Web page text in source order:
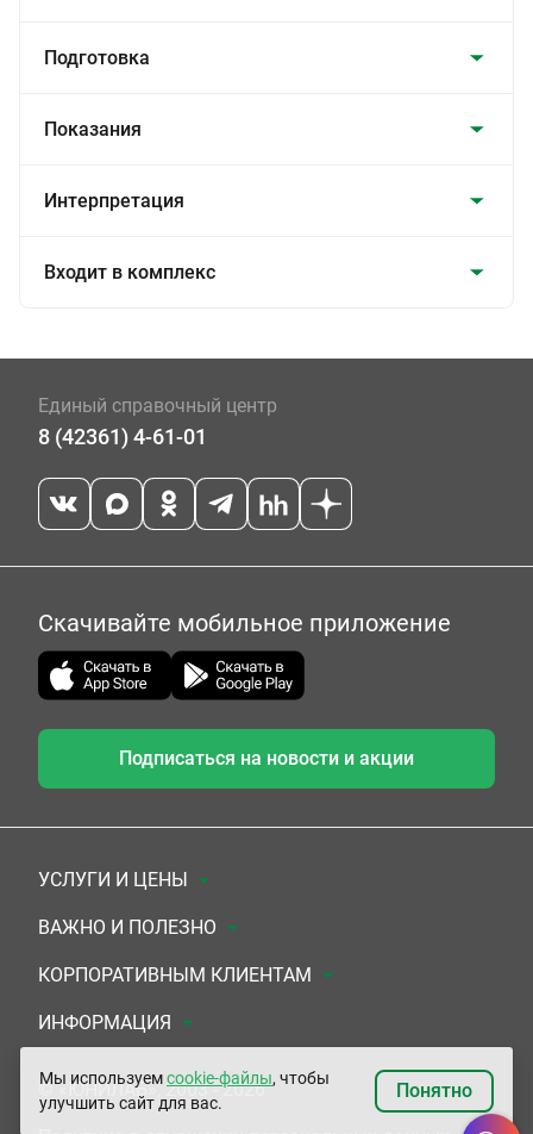
Подготовка
Показания
Интерпретация
Входит в комплекс
Единый справочный центр
8 (42361) 4-61-01
Скачивайте мобильное приложение
Подписаться на новости и акции
УСЛУГИ И ЦЕНЫ
Анализы
Комплексы
УЗИ
ЭКГ/Холтер/СМАД
Приемы врачей
ВАЖНО И ПОЛЕЗНО
Документы для заключения договора
Система скидок
Подарочные сертификаты
Сертификаты на комплексные программы
КОРПОРАТИВНЫМ КЛИЕНТАМ
Медицинским организациям
Прочим организациям
ИНФОРМАЦИЯ
О Компании
Контакты
© «ЮНИЛАБ», 2003 - 2026
Мы используемcookie-файлы, чтобы
улучшить сайт для вас.
Понятно